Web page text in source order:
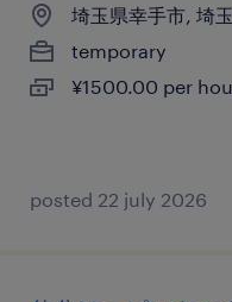
埼玉県幸手市, 埼
temporary
¥1500.00 per
posted 22 july 2026